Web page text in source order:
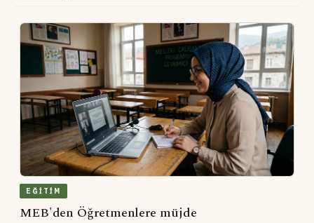
EĞITIM
MEB'den Öğretmenlere müjde